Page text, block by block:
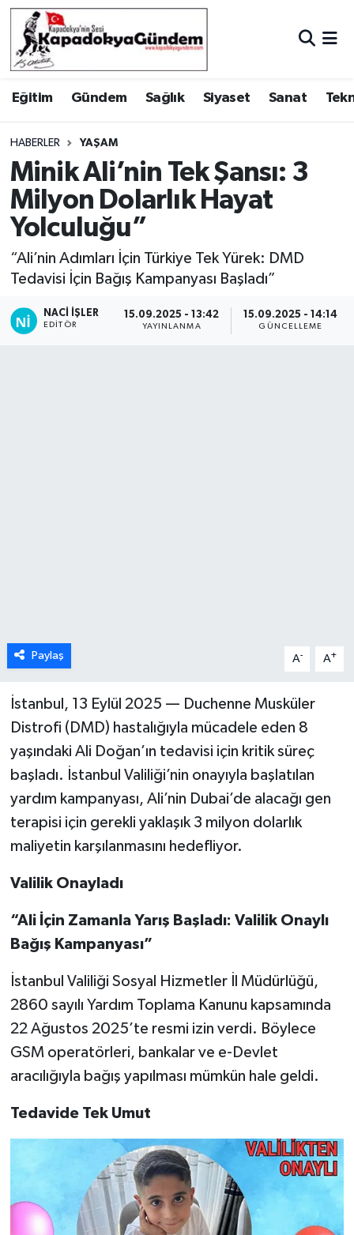
Eğitim Gündem Sağlık Siyaset Sanat
HABERLER YAŞAM
Minik Ali’nin Tek Şansı: 3
Milyon Dolarlık Hayat
Yolculuğu”
“Ali’nin Adımları İçin Türkiye Tek Yürek: DMD
Tedavisi İçin Bağış Kampanyası Başladı”
NACI İŞLER
EDITÖR
15.09.2025 - 13:42
YAYINLANMA
15.09.2025 - 14:14
GÜNCELLEME
Paylaş A- A+
İstanbul, 13 Eylül 2025 — Duchenne Musküler
Distrofi (DMD) hastalığıyla mücadele eden 8
yaşındaki Ali Doğan’ın tedavisi için kritik süreç
başladı. İstanbul Valiliği’nin onayıyla başlatılan
yardım kampanyası, Ali’nin Dubai’de alacağı gen
terapisi için gerekli yaklaşık 3 milyon dolarlık
maliyetin karşılanmasını hedefliyor.
Valilik Onayladı
“Ali İçin Zamanla Yarış Başladı: Valilik Onaylı
Bağış Kampanyası”
İstanbul Valiliği Sosyal Hizmetler İl Müdürlüğü,
2860 sayılı Yardım Toplama Kanunu kapsamında
22 Ağustos 2025’te resmi izin verdi. Böylece
GSM operatörleri, bankalar ve e-Devlet
aracılığıyla bağış yapılması mümkün hale geldi.
Tedavide Tek Umut
Hava Durumu
Trafik Durumu
Süper Lig Puan Durumu ve Fikstür
Tüm Manşetler
Son Dakika Haberleri
Haber Arşivi